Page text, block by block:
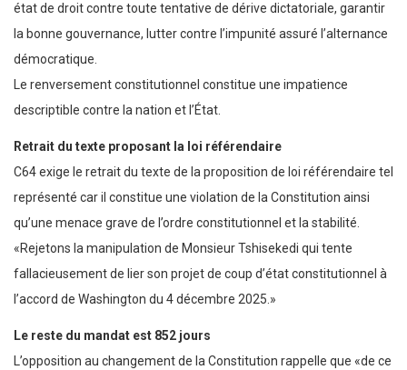
état de droit contre toute tentative de dérive dictatoriale, garantir
la bonne gouvernance, lutter contre l’impunité assuré l’alternance
démocratique.
Le renversement constitutionnel constitue une impatience
descriptible contre la nation et l’État.
Retrait du texte proposant la loi référendaire
C64 exige le retrait du texte de la proposition de loi référendaire tel
représenté car il constitue une violation de la Constitution ainsi
qu’une menace grave de l’ordre constitutionnel et la stabilité.
«Rejetons la manipulation de Monsieur Tshisekedi qui tente
fallacieusement de lier son projet de coup d’état constitutionnel à
l’accord de Washington du 4 décembre 2025.»
Le reste du mandat est 852 jours
L’opposition au changement de la Constitution rappelle que «de ce